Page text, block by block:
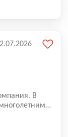
В
позволяют